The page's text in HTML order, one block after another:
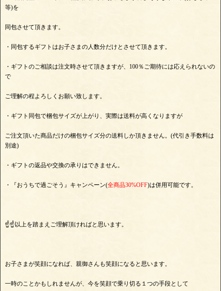
等)を
同包させて頂きます。
・同包するギフトはお子さまの人数分だけとさせて頂きます。
・ギフトのご相談は注文時させて頂きますが、100％ご期待には応えられないの
で
ご理解の程よろしくお願い致します。
・ギフト同包で梱包サイズが上がり、実際は送料が高くなりますが
ご注文頂いた商品だけの梱包サイズ分の送料しか頂きません。(代引き手数料は
別途)
・ギフトの返品や交換の承りはできません。
・『おうちで過ごそう』キャンペーン(全商品30%OFF)は併用可能です。
☝☝以上を踏まえご理解頂ければと思います。
お子さまが笑顔になれば、親御さんも笑顔になると思います。
一時のことかもしれませんが、今を笑顔で乗り切る１つの手段として